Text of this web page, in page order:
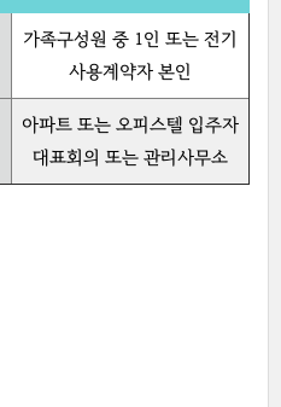
가족구성원 중 1인 또는 전기
사용계약자 본인
아파트 또는 오피스텔 입주자
대표회의 또는 관리사무소